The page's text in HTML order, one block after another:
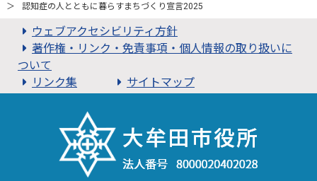
認知症の人とともに暮らすまちづくり宣言2025
ウェブアクセシビリティ方針
著作権・リンク・免責事項・個人情報の取り扱いに
ついて
リンク集
サイトマップ